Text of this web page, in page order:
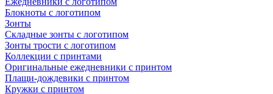
Блокноты с логотипом
Зонты
Складные зонты с логотипом
Зонты трости с логотипом
Коллекции с принтами
Оригинальные ежедневники с принтом
Плащи-дождевики с принтом
Кружки с принтом